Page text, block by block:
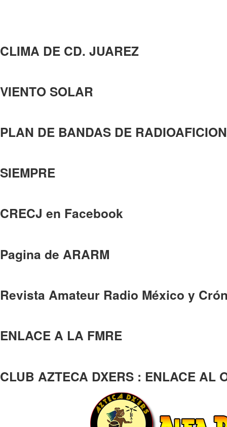
CLIMA DE CD. JUAREZ
VIENTO SOLAR
PLAN DE BANDAS DE
SIEMPRE
CRECJ en Facebook
Pagina de ARARM
Revista Amateur Radio México y
ENLACE A LA FMRE
CLUB AZTECA DXERS : ENLACE AL